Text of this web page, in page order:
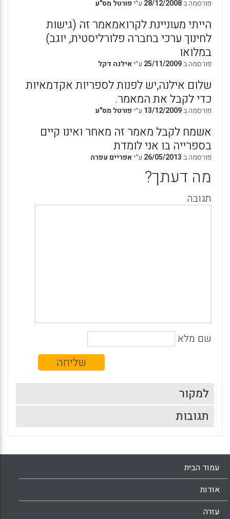
פורסמה ב28/12/2008 ע״יפורטל מס"ע
הייתי מעוניינת לקרואמאמר זה (גישות
לחינוך ערכי בחברה פלורליסטית, יוגב)
במלואו
פורסמה ב25/11/2009 ע״יאילנה דקל
שלום אילנה,יש לפנות לספריות אקדמאיות
כדי לקבל את המאמר.
פורסמה ב13/12/2009 ע״יפורטל מס"ע
אשמח לקבל מאמר זה מאחר ואינו קיים
בספרייה בו אני לומדת
פורסמה ב26/05/2013 ע״יאפריים עפרה
מה דעתך?
תגובה
שם מלא
למקור
תגובות
עמוד הבית
אודות
עזרה